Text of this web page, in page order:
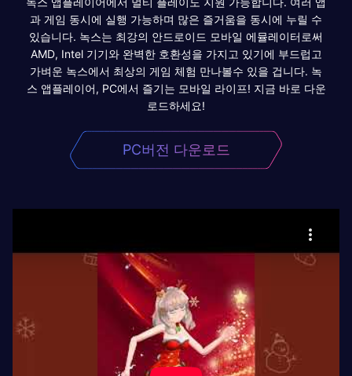
과 게임 동시에 실행 가능하며 많은 즐거움을 동시에 누릴 수
있습니다. 녹스는 최강의 안드로이드 모바일 에뮬레이터로써
AMD, Intel 기기와 완벽한 호환성을 가지고 있기에 부드럽고
가벼운 녹스에서 최상의 게임 체험 만나볼수 있을 겁니다. 녹
스 앱플레이어, PC에서 즐기는 모바일 라이프! 지금 바로 다운
로드하세요!
PC버전 다운로드